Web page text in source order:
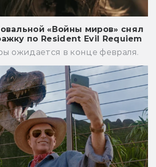
«Войны миров» снял
по Resident Evil Requiem
ожидается в конце февраля.